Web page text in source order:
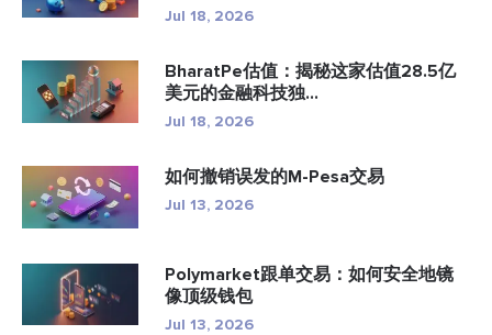
Jul 18, 2026
BharatPe估值：揭秘这家估值28.5亿
美元的金融科技独...
Jul 18, 2026
如何撤销误发的M-Pesa交易
Jul 13, 2026
Polymarket跟单交易：如何安全地镜
像顶级钱包
Jul 13, 2026